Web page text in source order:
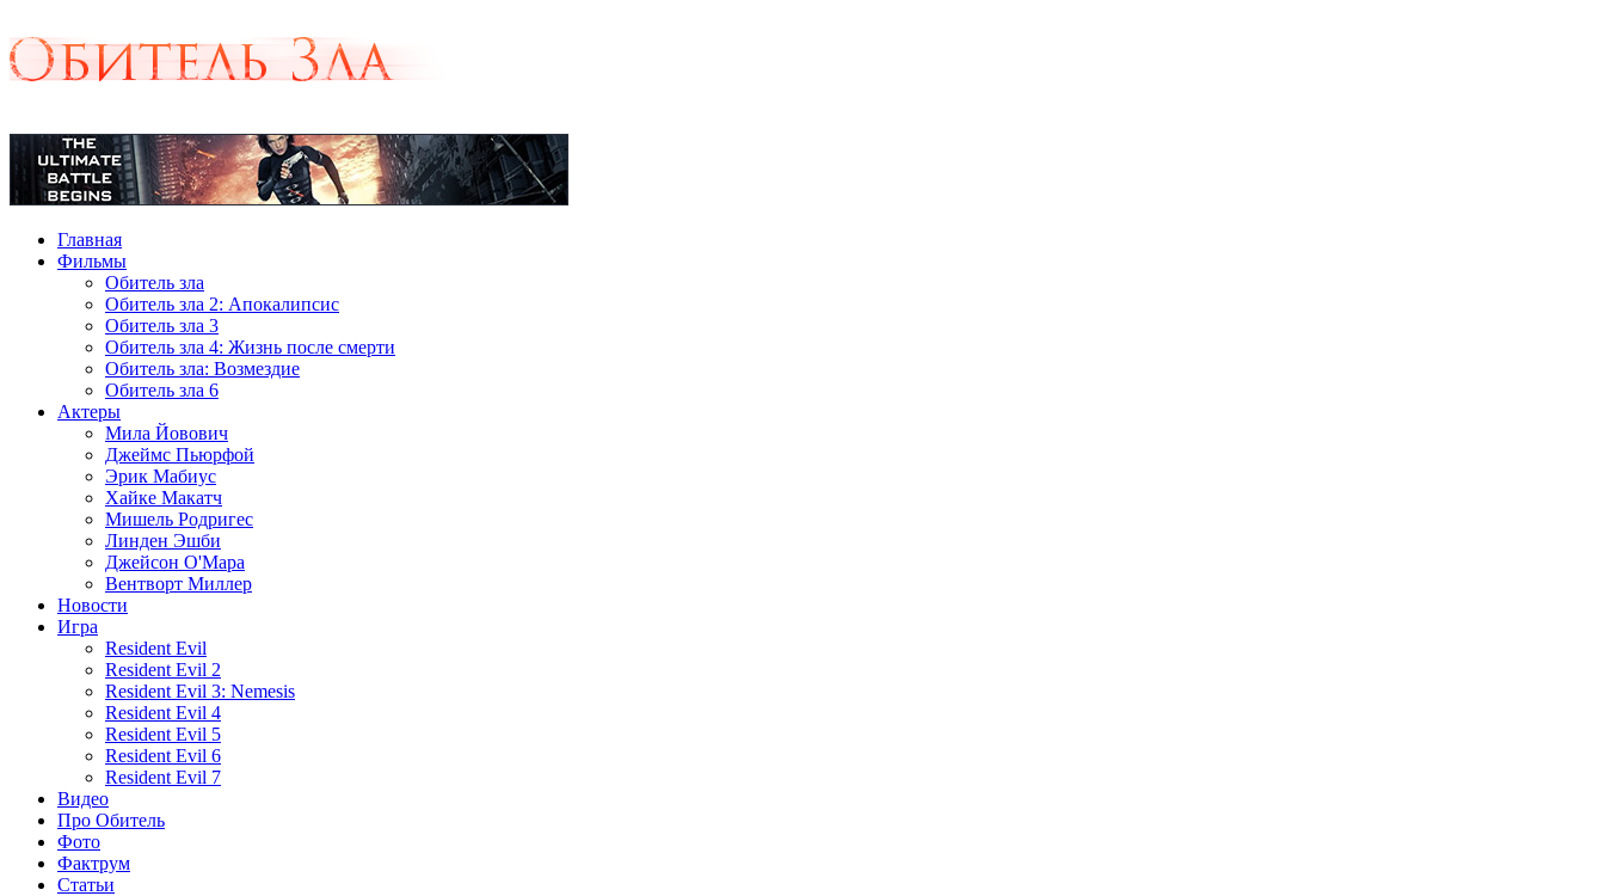
Главная
Фильмы
Обитель зла
Обитель зла 2: Апокалипсис
Обитель зла 3
Обитель зла 4: Жизнь после смерти
Обитель зла: Возмездие
Обитель зла 6
Актеры
Мила Йовович
Джеймс Пьюрфой
Эрик Мабиус
Хайке Макатч
Мишель Родригес
Линден Эшби
Джейсон О'Мара
Вентворт Миллер
Новости
Игра
Resident Evil
Resident Evil 2
Resident Evil 3: Nemesis
Resident Evil 4
Resident Evil 5
Resident Evil 6
Resident Evil 7
Видео
Про Обитель
Фото
Фактрум
Статьи